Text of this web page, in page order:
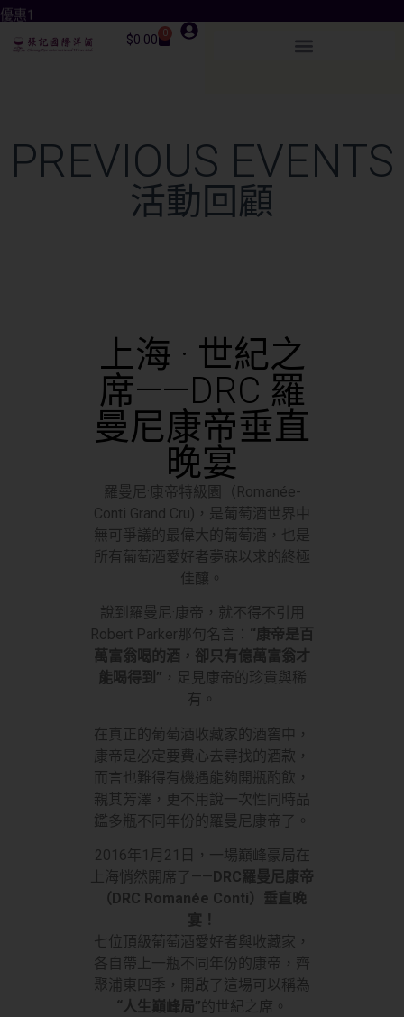
優惠1
$0.00 0
PREVIOUS EVENTS
活動回顧
上海 · 世紀之
席——DRC 羅
曼尼康帝垂直
晚宴
羅曼尼·康帝特級園（Romanée-
Conti Grand Cru)，是葡萄酒世界中
無可爭議的最偉大的葡萄酒，也是
所有葡萄酒愛好者夢寐以求的終極
佳釀。
說到羅曼尼·康帝，就不得不引用
Robert Parker那句名言： “康帝是百
萬富翁喝的酒，卻只有億萬富翁才
能喝得到” ，足見康帝的珍貴與稀
有。
在真正的葡萄酒收藏家的酒窖中，
康帝是必定要費心去尋找的酒款，
而言也難得有機遇能夠開瓶酌飲，
親其芳澤，更不用說一次性同時品
鑑多瓶不同年份的羅曼尼康帝了。
2016年1月21日，一場巔峰豪局在
上海悄然開席了—— DRC羅曼尼康帝
（DRC Romanée Conti）垂直晚
宴！
七位頂級葡萄酒愛好者與收藏家，
各自帶上一瓶不同年份的康帝，齊
聚浦東四季，開啟了這場可以稱為
“人生巔峰局”的世紀之席。